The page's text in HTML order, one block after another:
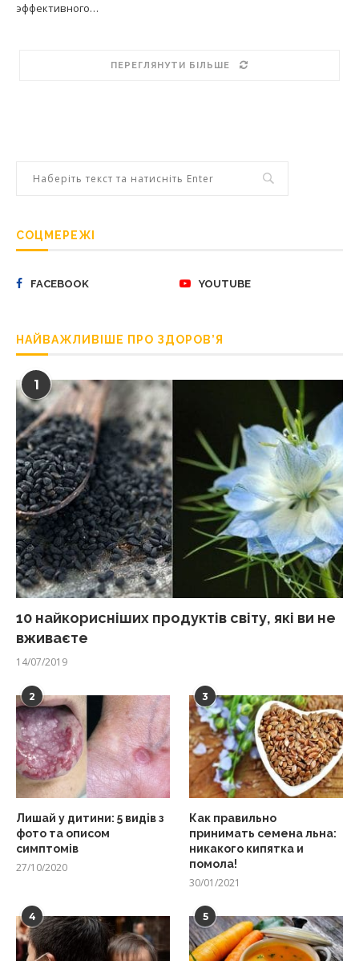
эффективного…
ПЕРЕГЛЯНУТИ БІЛЬШЕ
СОЦМЕРЕЖІ
FACEBOOK YOUTUBE
НАЙВАЖЛИВІШЕ ПРО ЗДОРОВ’Я
1
10 найкорисніших продуктів світу, які ви не
вживаєте
14/07/2019
2
Лишай у дитини: 5 видів з
фото та описом
симптомів
27/10/2020
3
Как правильно
принимать семена льна:
никакого кипятка и
помола!
30/01/2021
4 5